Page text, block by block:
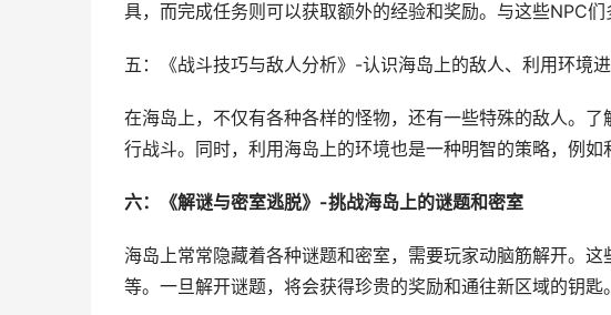
具，而完成任务则可以获取额外的经验和奖励。与这些NPC们
五：《战斗技巧与敌人分析》-认识海岛上的敌人、利用环境
在海岛上，不仅有各种各样的怪物，还有一些特殊的敌人。
行战斗。同时，利用海岛上的环境也是一种明智的策略，例如
六：《解谜与密室逃脱》-挑战海岛上的谜题和密室
海岛上常常隐藏着各种谜题和密室，需要玩家动脑筋解开。
等。一旦解开谜题，将会获得珍贵的奖励和通往新区域的钥匙。